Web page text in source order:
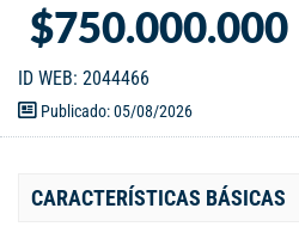
$750.000.000
ID WEB: 2044466
Publicado: 05/08/2026
CARACTERÍSTICAS BÁSICAS